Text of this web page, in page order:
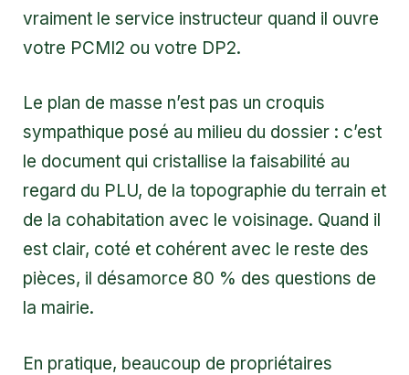
vraiment le service instructeur quand il ouvre
votre PCMI2 ou votre DP2.
Le plan de masse n’est pas un croquis
sympathique posé au milieu du dossier : c’est
le document qui cristallise la faisabilité au
regard du PLU, de la topographie du terrain et
de la cohabitation avec le voisinage. Quand il
est clair, coté et cohérent avec le reste des
pièces, il désamorce 80 % des questions de
la mairie.
En pratique, beaucoup de propriétaires